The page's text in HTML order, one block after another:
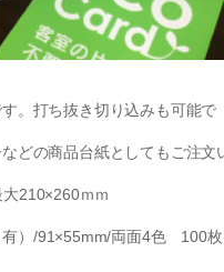
。打ち抜き切り込みも可能で
どの商品台紙としてもご注文
210×260ｍｍ
有）/91×55mm/両面4色 100枚